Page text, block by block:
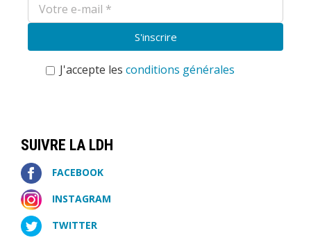
J'accepte les conditions générales
SUIVRE LA LDH
FACEBOOK
INSTAGRAM
TWITTER